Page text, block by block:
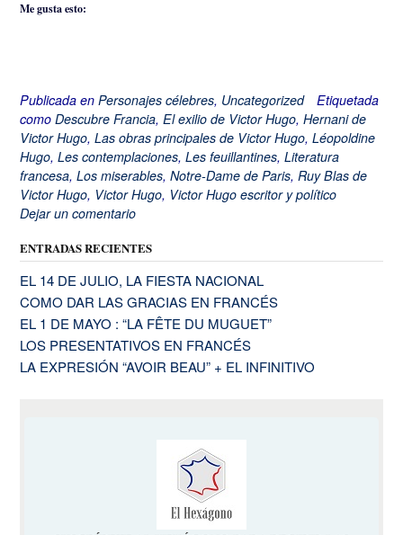
Me gusta esto:
Publicada en Personajes célebres, Uncategorized
Etiquetada
como Descubre Francia, El exilio de Victor Hugo, Hernani de
Victor Hugo, Las obras principales de Victor Hugo, Léopoldine
Hugo, Les contemplaciones, Les feuillantines, Literatura
francesa, Los miserables, Notre-Dame de Paris, Ruy Blas de
Victor Hugo, Victor Hugo, Victor Hugo escritor y político
Dejar un comentario
ENTRADAS RECIENTES
EL 14 DE JULIO, LA FIESTA NACIONAL
COMO DAR LAS GRACIAS EN FRANCÉS
EL 1 DE MAYO : “LA FÊTE DU MUGUET”
LOS PRESENTATIVOS EN FRANCÉS
LA EXPRESIÓN “AVOIR BEAU” + EL INFINITIVO